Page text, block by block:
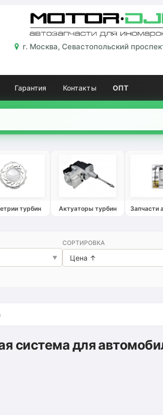
г. Москва, Севастопольский
Гарантия Контакты ОПТ
турбин Актуаторы турбин
СОРТИРОВКА
система для